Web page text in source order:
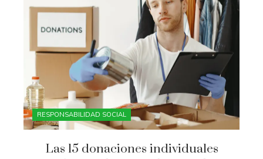
RESPONSABILIDAD SOCIAL
Las 15 donaciones individuales